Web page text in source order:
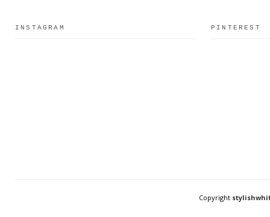
INSTAGRAM PINTEREST
Copyright